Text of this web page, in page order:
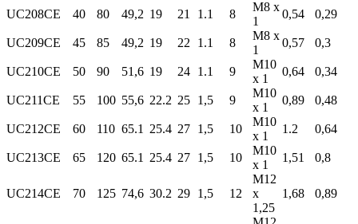
UC208CE 40 80 49,2 19 21 1.1 8
M8 x
1
0,54 0,29
UC209CE 45 85 49,2 19 22 1.1 8
M8 x
1
0,57 0,3
UC210CE 50 90 51,6 19 24 1.1 9
M10
x 1
0,64 0,34
UC211CE 55 100 55,6 22.2 25 1,5 9
M10
x 1
0,89 0,48
UC212CE 60 110 65.1 25.4 27 1,5 10
M10
x 1
1.2 0,64
UC213CE 65 120 65.1 25.4 27 1,5 10
M10
x 1
1,51 0,8
UC214CE 70 125 74,6 30.2 29 1,5 12
M12
x
1,25
1,68 0,89